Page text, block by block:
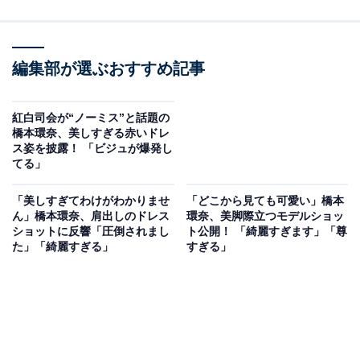
編集部が選ぶおすすめ記事
紅白司会が“ノーミス”と話題の
橋本環奈、美しすぎる赤いドレ
ス姿を披露！ 「ビジュが爆発し
てる」
「美しすぎてわけがわかりませ
ん」橋本環奈、肩出しのドレス
ショットに反響「圧倒されまし
た」「綺麗すぎる」
「どこから見ても可愛い」橋本
環奈、美脚際立つモデルショッ
ト公開！ 「綺麗すぎます」「尊
すぎる」